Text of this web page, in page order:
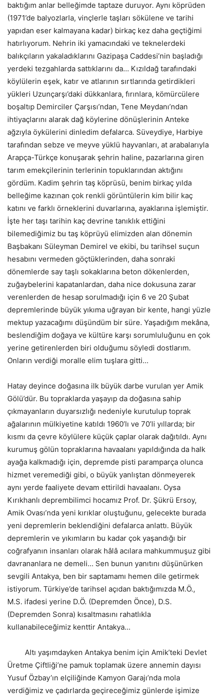
baktığım anlar belleğimde taptaze duruyor. Aynı köprüden
(1971’de balyozlarla, vinçlerle taşları sökülene ve tarihi
yapıdan eser kalmayana kadar) birkaç kez daha geçtiğimi
hatırlıyorum. Nehrin iki yamacındaki ve teknelerdeki
balıkçıların yakaladıklarını Gazipaşa Caddesi’nin başladığı
yerdeki tezgahlarda sattıklarını da… Kızıldağ tarafındaki
köylülerin eşek, katır ve atlarının sırtlarında getirdikleri
yükleri Uzunçarşı’daki dükkanlara, fırınlara, kömürcülere
boşaltıp Demirciler Çarşısı’ndan, Tene Meydanı’ndan
ihtiyaçlarını alarak dağ köylerine dönüşlerinin Anteke
ağzıyla öykülerini dinledim defalarca. Süveydiye, Harbiye
tarafından sebze ve meyve yüklü hayvanları, at arabalarıyla
Arapça-Türkçe konuşarak şehrin haline, pazarlarına giren
tarım emekçilerinin terlerinin topuklarından aktığını
gördüm. Kadim şehrin taş köprüsü, benim birkaç yılda
belleğime kazınan çok renkli görüntülerin kim bilir kaç
katını ve farklı örneklerini duvarlarına, ayaklarına işlemiştir.
İşte her taşı tarihin kaç devrine tanıklık ettiğini
bilemediğimiz bu taş köprüyü elimizden alan dönemin
Başbakanı Süleyman Demirel ve ekibi, bu tarihsel suçun
hesabını vermeden göçtüklerinden, daha sonraki
dönemlerde say taşlı sokaklarına beton dökenlerden,
zuğaybelerini kapatanlardan, daha nice dokusuna zarar
verenlerden de hesap sorulmadığı için 6 ve 20 Şubat
depremlerinde büyük yıkıma uğrayan bir kente, hangi yüzle
mektup yazacağımı düşündüm bir süre. Yaşadığım mekâna,
beslendiğim doğaya ve kültüre karşı sorumluluğunu en çok
yerine getirenlerden biri olduğumu söyledi dostlarım.
Onların verdiği moralle elim tuşlara gitti…
Hatay deyince doğasına ilk büyük darbe vurulan yer Amik
Gölü’dür. Bu topraklarda yaşayıp da doğasına sahip
çıkmayanların duyarsızlığı nedeniyle kurutulup toprak
ağalarının mülkiyetine katıldı 1960’lı ve 70’li yıllarda; bir
kısmı da çevre köylülere küçük çaplar olarak dağıtıldı. Aynı
kurumuş gölün topraklarına havaalanı yapıldığında da halk
ayağa kalkmadığı için, depremde pisti paramparça olunca
hizmet veremediği gibi, o büyük yanlıştan dönmeyerek
aynı yerde faaliyete devam ettirildi havaalanı. Oysa
Kırıkhanlı deprembilimci hocamız Prof. Dr. Şükrü Ersoy,
Amik Ovası’nda yeni kırıklar oluştuğunu, gelecekte burada
yeni depremlerin beklendiğini defalarca anlattı. Büyük
depremlerin ve yıkımların bu kadar çok yaşandığı bir
coğrafyanın insanları olarak hâlâ acılara mahkummuşuz gibi
davrananlara ne demeli… Sen bunun yanıtını düşünürken
sevgili Antakya, ben bir saptamamı hemen dile getirmek
istiyorum. Türkiye’de tarihsel açıdan baktığımızda M.Ö.,
M.S. ifadesi yerine D.Ö. (Depremden Önce), D.S.
(Depremden Sonra) kısaltmasını rahatlıkla
kullanabileceğimiz kenttir Antakya…
Altı yaşımdayken Antakya benim için Amik’teki Devlet
Üretme Çiftliği’ne pamuk toplamak üzere annemin dayısı
Yusuf Özbay’ın elçiliğinde Kamyon Garajı’nda mola
verdiğimiz ve çadırlarda geçireceğimiz günlerde işimize